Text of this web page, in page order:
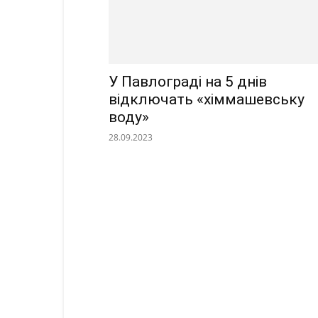
У Павлограді на 5 днів
відключать «хіммашевську
воду»
28.09.2023